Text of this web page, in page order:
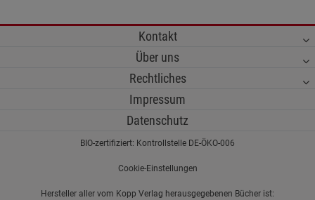
Kontakt
Über uns
Rechtliches
Impressum
Datenschutz
BIO-zertifiziert: Kontrollstelle DE-ÖKO-006
Cookie-Einstellungen
Hersteller aller vom Kopp Verlag herausgegebenen Bücher ist: